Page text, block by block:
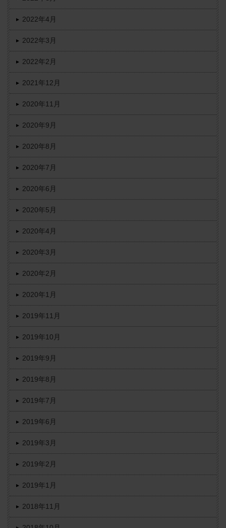
2022年4月
2022年3月
2022年2月
2021年12月
2020年11月
2020年9月
2020年8月
2020年7月
2020年6月
2020年5月
2020年4月
2020年3月
2020年2月
2020年1月
2019年11月
2019年10月
2019年9月
2019年8月
2019年7月
2019年6月
2019年3月
2019年2月
2019年1月
2018年11月